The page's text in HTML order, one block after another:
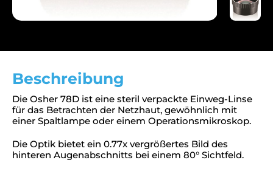
Beschreibung
Die Osher 78D ist eine steril verpackte Einweg-Linse
für das Betrachten der Netzhaut, gewöhnlich mit
einer Spaltlampe oder einem Operationsmikroskop.
Die Optik bietet ein 0.77x vergrößertes Bild des
hinteren Augenabschnitts bei einem 80° Sichtfeld.